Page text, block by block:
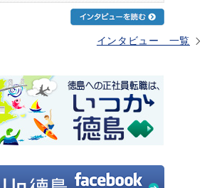
インタビュー 一覧